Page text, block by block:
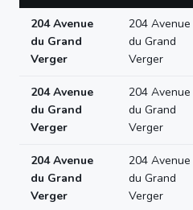
204 Avenue
du Grand
Verger
204 Avenue
du Grand
Verger
204 Avenue
du Grand
Verger
204 Avenue
du Grand
Verger
204 Avenue
du Grand
Verger
204 Avenue
du Grand
Verger